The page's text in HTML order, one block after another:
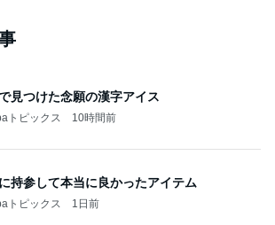
見つけた念願の漢字アイス
トピックス 10時間前
持参して本当に良かったアイテム
トピックス 1日前